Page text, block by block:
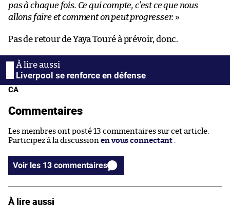
pas à chaque fois. Ce qui compte, c’est ce que nous
allons faire et comment on peut progresser. »
Pas de retour de Yaya Touré à prévoir, donc.
Liverpool se renforce en défense
CA
Commentaires
Les membres ont posté 13 commentaires sur cet article.
Participez à la discussion en vous connectant
Voir les 13 commentaires
À lire aussi